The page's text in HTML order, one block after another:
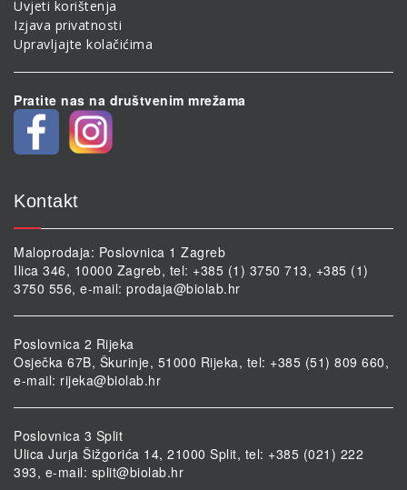
Uvjeti korištenja
Izjava privatnosti
Upravljajte kolačićima
Pratite nas na društvenim mrežama
Kontakt
Maloprodaja: Poslovnica 1 Zagreb
Ilica 346, 10000 Zagreb, tel: +385 (1) 3750 713, +385 (1)
3750 556, e-mail: prodaja@biolab.hr
Poslovnica 2 Rijeka
Osječka 67B, Škurinje, 51000 Rijeka, tel: +385 (51) 809 660,
e-mail: rijeka@biolab.hr
Poslovnica 3 Split
Ulica Jurja Šižgorića 14, 21000 Split, tel: +385 (021) 222
393, e-mail: split@biolab.hr